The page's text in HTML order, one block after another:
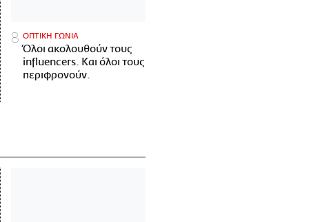
ΟΠΤΙΚΗ ΓΩΝΙΑ
Όλοι ακολουθούν τους
influencers. Και όλοι τους
περιφρονούν.